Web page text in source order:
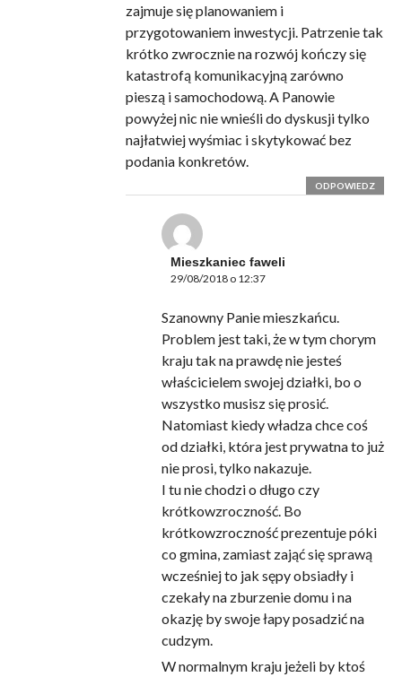
zajmuje się planowaniem i
przygotowaniem inwestycji. Patrzenie tak
krótko zwrocznie na rozwój kończy się
katastrofą komunikacyjną zarówno
pieszą i samochodową. A Panowie
powyżej nic nie wnieśli do dyskusji tylko
najłatwiej wyśmiac i skytykować bez
podania konkretów.
ODPOWIEDZ
Mieszkaniec faweli
29/08/2018 o 12:37
Szanowny Panie mieszkańcu.
Problem jest taki, że w tym chorym
kraju tak na prawdę nie jesteś
właścicielem swojej działki, bo o
wszystko musisz się prosić.
Natomiast kiedy władza chce coś
od działki, która jest prywatna to już
nie prosi, tylko nakazuje.
I tu nie chodzi o długo czy
krótkowzroczność. Bo
krótkowzroczność prezentuje póki
co gmina, zamiast zająć się sprawą
wcześniej to jak sępy obsiadły i
czekały na zburzenie domu i na
okazję by swoje łapy posadzić na
cudzym.
W normalnym kraju jeżeli by ktoś